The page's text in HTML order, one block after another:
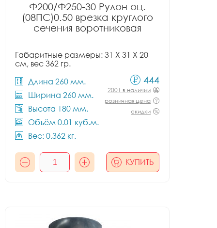
Ф200/Ф250-30 Рулон оц.
(08ПС)0.50 врезка круглого
сечения воротниковая
Габаритные размеры: 31 X 31 X 20
см, вес 362 гр.
Длина 260 мм.
Ширина 260 мм.
Высота 180 мм.
Объём 0.01 куб.м.
Вес: 0.362 кг.
444
200+ в наличии
розничная цена
скидки
КУПИТЬ